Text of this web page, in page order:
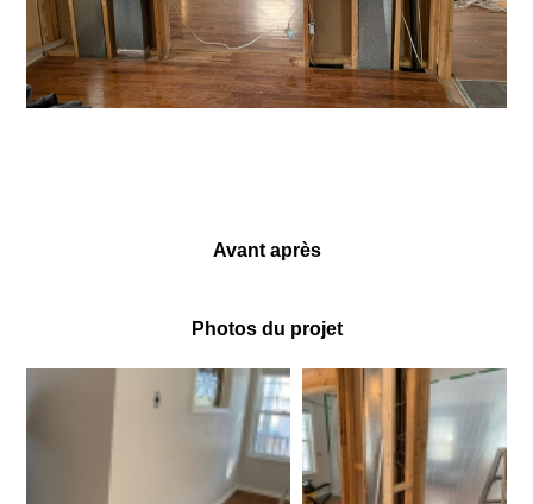
Avant après
Photos du projet